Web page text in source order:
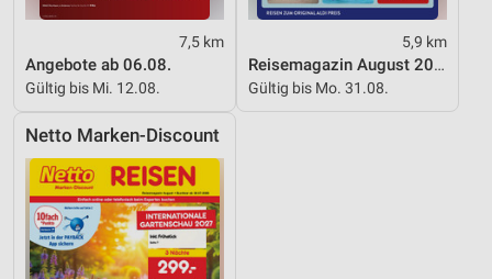
7,5 km
Angebote ab 06.08.
Gültig bis Mi. 12.08.
5,9 km
Reisemagazin August 2026
Gültig bis Mo. 31.08.
Netto Marken-Discount
Verwendung reduzierter Daten zur Auswahl von
Inhalten
IAB-Besonderheiten:
Verwendung genauer Standortdaten
Geräte anhand von aktiv angeforderten
Informationen identifizieren
Nicht-IAB-Verarbeitungszwecke:
Notwendig